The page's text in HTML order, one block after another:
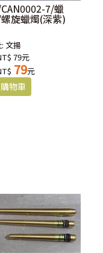
7/蠟
旋蠟燭(深紫)
文揚
79元
79元